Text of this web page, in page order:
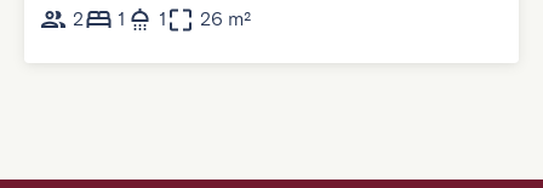
2
1 1 26 m²